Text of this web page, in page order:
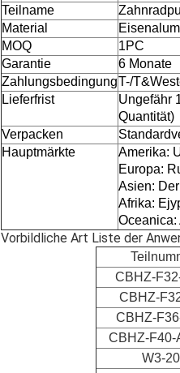
Teilname
Material
MOQ
1PC
Garantie
6 Monate
ZahlungsbedingungT-/
Lieferfrist
Ungefähr
Quantität)
Verpacken
Hauptmärkte
Amerika:
Europa:
Asien:
Afrika:
Oceanica:
Vorbildliche Art Liste der
CBHZ-
CBHZ-
CBHZ-
CBHZ-F40-
W3-